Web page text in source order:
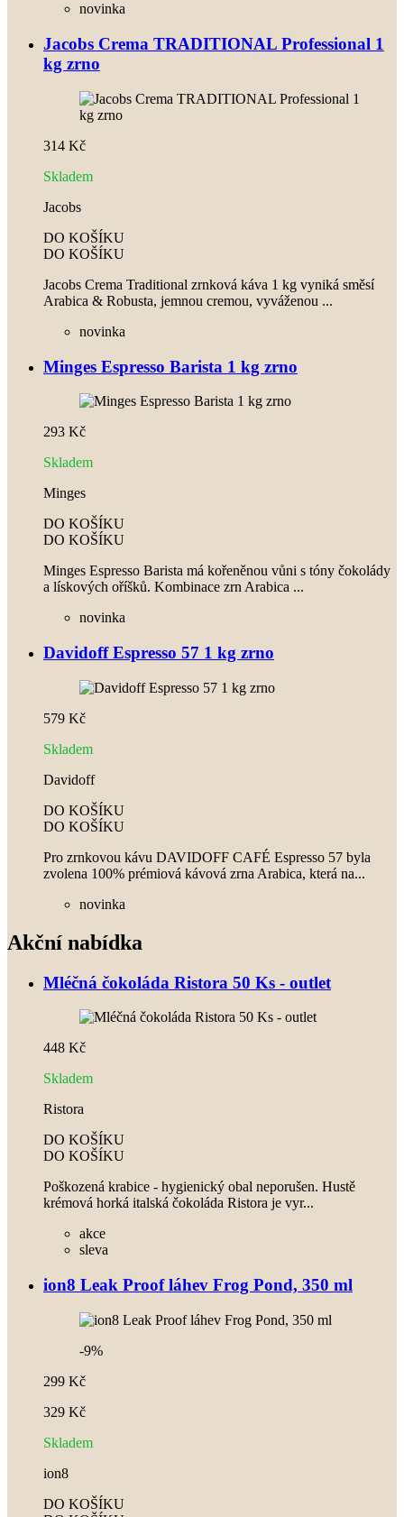
novinka
Jacobs Crema TRADITIONAL Professional 1
kg zrno
314 Kč
Skladem
Jacobs
DO KOŠÍKU
DO KOŠÍKU
Jacobs Crema Traditional zrnková káva 1 kg vyniká směsí
Arabica & Robusta, jemnou cremou, vyváženou ...
novinka
Minges Espresso Barista 1 kg zrno
293 Kč
Skladem
Minges
DO KOŠÍKU
DO KOŠÍKU
Minges Espresso Barista má kořeněnou vůni s tóny čokolády
a lískových oříšků. Kombinace zrn Arabica ...
novinka
Davidoff Espresso 57 1 kg zrno
579 Kč
Skladem
Davidoff
DO KOŠÍKU
DO KOŠÍKU
Pro zrnkovou kávu DAVIDOFF CAFÉ Espresso 57 byla
zvolena 100% prémiová kávová zrna Arabica, která na...
novinka
Akční nabídka
Mléčná čokoláda Ristora 50 Ks - outlet
448 Kč
Skladem
Ristora
DO KOŠÍKU
DO KOŠÍKU
Poškozená krabice - hygienický obal neporušen. Hustě
krémová horká italská čokoláda Ristora je vyr...
akce
sleva
ion8 Leak Proof láhev Frog Pond, 350 ml
-9%
299 Kč
329 Kč
Skladem
ion8
DO KOŠÍKU